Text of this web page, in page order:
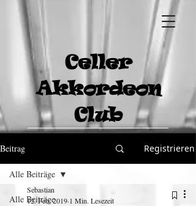
Celler
Akkordeon
Club
Beitrag Registrieren
Alle Beiträge
Alle Beiträge
Sebastian
12. Feb. 2019 1 Min. Lesezeit